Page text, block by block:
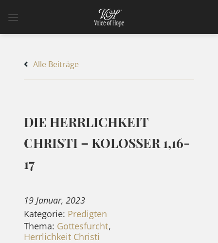
Inhalt
Alle Beiträge
DIE HERRLICHKEIT
CHRISTI – KOLOSSER 1,16-
17
19 Januar, 2023
Kategorie: Predigten
Thema: Gottesfurcht,
Herrlichkeit Christi